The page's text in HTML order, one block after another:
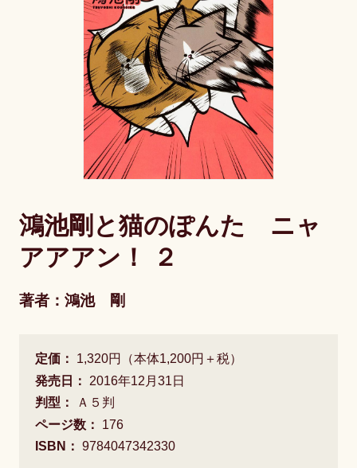
鴻池剛と猫のぽんた ニャ
アアアン！ ２
著者：鴻池 剛
定価：
1,320円（本体1,200円＋税）
発売日：
2016年12月31日
判型：
Ａ５判
ページ数：
176
ISBN： 9784047342330